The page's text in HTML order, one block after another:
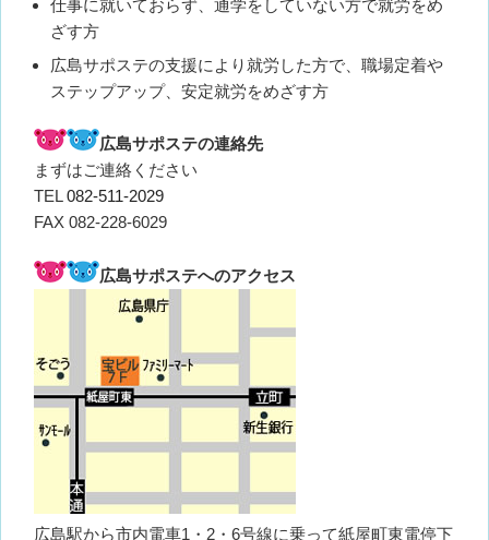
仕事に就いておらず、通学をしていない方で就労をめ
ざす方
広島サポステの支援により就労した方で、職場定着や
ステップアップ、安定就労をめざす方
広島サポステの連絡先
まずはご連絡ください
TEL082-511-2029
FAX 082-228-6029
広島サポステへのアクセス
広島駅から市内電車1・2・6号線に乗って紙屋町東電停下